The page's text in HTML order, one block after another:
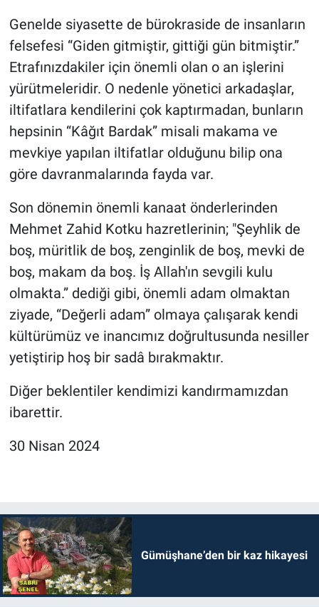
Genelde siyasette de bürokraside de insanların
felsefesi “Giden gitmiştir, gittiği gün bitmiştir.”
Etrafınızdakiler için önemli olan o an işlerini
yürütmeleridir. O nedenle yönetici arkadaşlar,
iltifatlara kendilerini çok kaptırmadan, bunların
hepsinin “Kâğıt Bardak” misali makama ve
mevkiye yapılan iltifatlar olduğunu bilip ona
göre davranmalarında fayda var.
Son dönemin önemli kanaat önderlerinden
Mehmet Zahid Kotku hazretlerinin; "Şeyhlik de
boş, müritlik de boş, zenginlik de boş, mevki de
boş, makam da boş. İş Allah'ın sevgili kulu
olmakta.” dediği gibi, önemli adam olmaktan
ziyade, “Değerli adam” olmaya çalışarak kendi
kültürümüz ve inancımız doğrultusunda nesiller
yetiştirip hoş bir sadâ bırakmaktır.
Diğer beklentiler kendimizi kandırmamızdan
ibarettir.
30 Nisan 2024
Gümüşhane’den bir kaz hikayesi